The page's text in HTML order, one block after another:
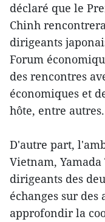
déclaré que le
Chinh
dirigeants
Forum
des rencontres
économiques et
hôte, entre autres.
D'autre part,
Vietnam,
dirigeants des
échanges sur
approfondir la